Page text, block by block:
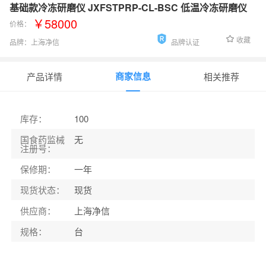
基础款冷冻研磨仪 JXFSTPRP-CL-BSC 低温冷冻研磨仪
价格： ￥58000
品牌： 上海净信 品牌认证 收藏
产品详情 商家信息 相关推荐
库存：
100
国食药监械
注册号：
无
保修期：
一年
现货状态：
现货
供应商：
上海净信
规格： 台